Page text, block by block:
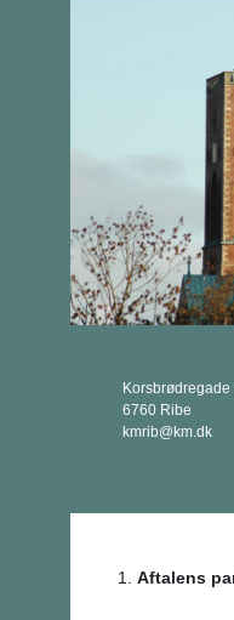
Korsbrødregade
6760 Ribe
kmrib@km.dk
Aftalens